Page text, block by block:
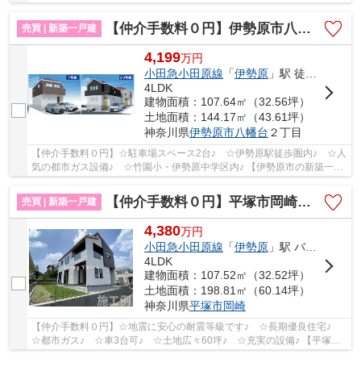
物件 ☆両面道路につき開放感 ☆コンビニ・ドラッグ...
売買 | 新築一戸建
【仲介手数料０円】伊勢原市八幡台3期 新築一戸建て 全3棟
4,199万円
小田急小田原線 「伊勢原 」駅 徒歩17分
4LDK
建物面積：107.64㎡（32.56坪）
土地面積：144.17㎡（43.61坪）
神奈川県伊勢原市八幡台 ２丁目
【仲介手数料０円】☆駐車場スペース2台♪ ☆伊勢原駅徒歩圏内♪ ☆人
気の都市ガス設備♪ ☆竹園小・伊勢原中学区内♪ 【伊勢原市の新築一戸
建てのことならリビングボイスにお任せ下さい！】
売買 | 新築一戸建
【仲介手数料０円】平塚市岡崎 新築一戸建て
4,380万円
小田急小田原線 「伊勢原」駅 バス14分 「王御住グランド前」 停歩5分
4LDK
建物面積：107.52㎡（32.52坪）
土地面積：198.81㎡（60.14坪）
神奈川県平塚市岡崎
【仲介手数料０円】☆地震に安心の耐震等級です♪ ☆長期優良住宅♪
☆都市ガス♪ ☆車3台可♪ ☆土地広々60坪♪ ☆充実の設備♪ 【平塚市
の新築一戸建ての事ならリビングボイスにお任せ下さ...